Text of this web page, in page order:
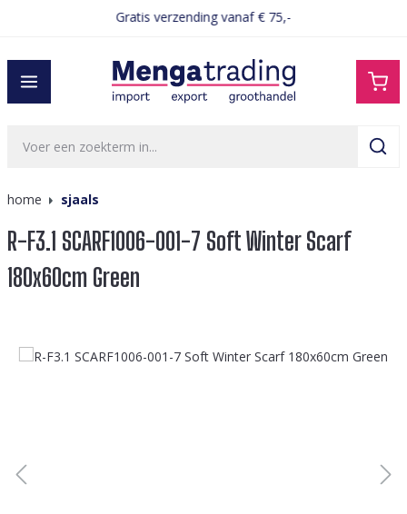
Gratis verzending vanaf € 75,-
home sjaals
R-F3.1 SCARF1006-001-7 Soft Winter Scarf
180x60cm Green
Afbeeldingengalerij overslaan